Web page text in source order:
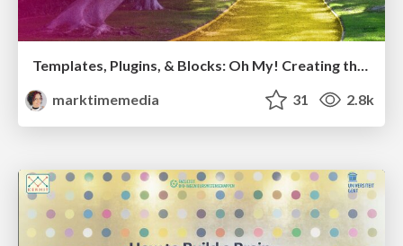
Templates, Plugins, & Blocks: Oh My! Creating the theme that thinks of everything
marktimemedia
31 2.8k